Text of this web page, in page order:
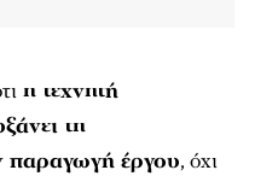
η τεχνητή
τη
παραγωγή έργου, όχι